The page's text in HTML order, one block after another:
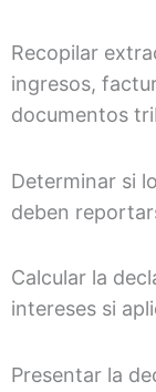
Recopilar
ingresos,
documentos
Determinar si
deben
Calcular la
intereses si
Presentar la